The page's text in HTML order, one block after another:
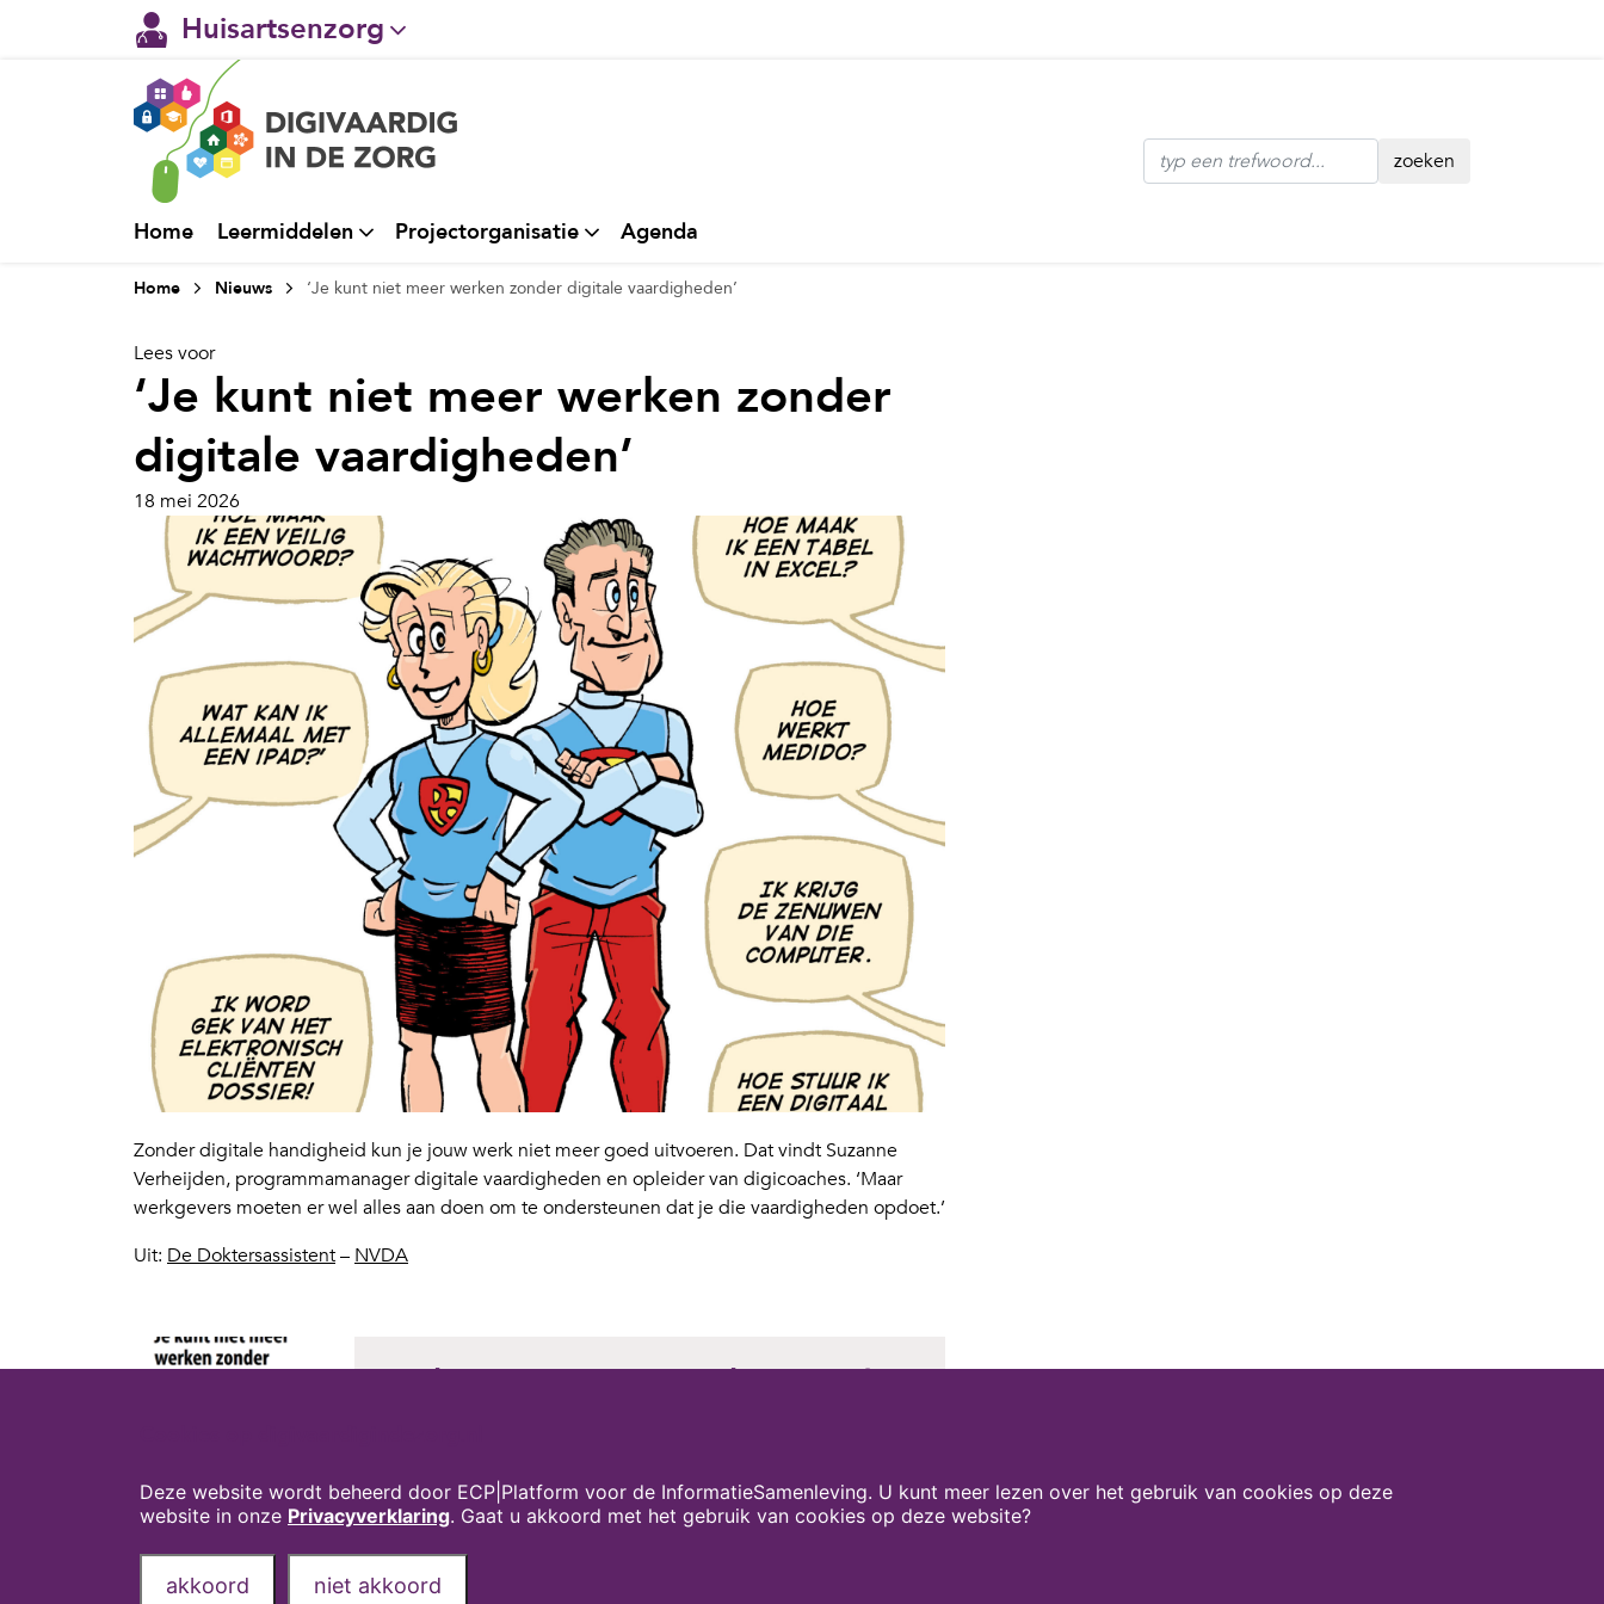
Huisartsenzorg
Gehandicaptenzorg
Verpleeghuiszorg & Zorg thuis
zoeken
Home Leermiddelen Projectorganisatie Agenda
Home Nieuws ‘Je kunt niet meer werken zonder digitale vaardigheden’
Lees voor
‘Je kunt niet meer werken zonder
digitale vaardigheden’
18 mei 2026
Zonder digitale handigheid kun je jouw werk niet meer goed uitvoeren. Dat vindt Suzanne
Verheijden, programmamanager digitale vaardigheden en opleider van digicoaches. ‘Maar
werkgevers moeten er wel alles aan doen om te ondersteunen dat je die vaardigheden opdoet.’
Uit: De Doktersassistent– NVDA
‘Je kunt niet meer werken zonder
Verheijden
Uit: De doktersassistent - NVDA
Deze website wordt beheerd door ECP|Platform voor de InformatieSamenleving. U kunt meer lezen over het gebruik van cookies op deze
website in onze Privacyverklaring. Gaat u akkoord met het gebruik van cookies op deze website?
akkoord niet akkoord